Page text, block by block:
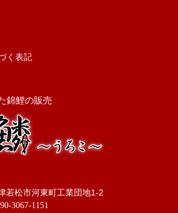
く表記
錦鯉の販売
若松市河東町工業団地1-2
3067-1151